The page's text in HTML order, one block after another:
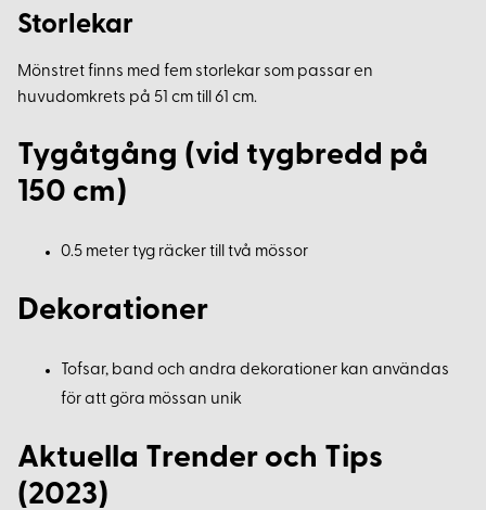
Storlekar
Mönstret finns med fem storlekar som passar en
huvudomkrets på 51 cm till 61 cm.
Tygåtgång (vid tygbredd på
150 cm)
0.5 meter tyg räcker till två mössor
Dekorationer
Tofsar, band och andra dekorationer kan användas
för att göra mössan unik
Aktuella Trender och Tips
(2023)